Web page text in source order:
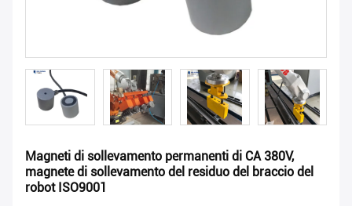
Magneti di sollevamento permanenti di CA 380V,
magnete di sollevamento del residuo del braccio del
robot ISO9001